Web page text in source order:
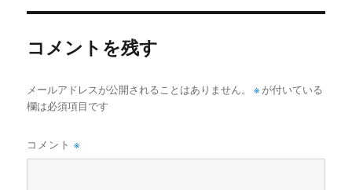
コメントを残す
メールアドレスが公開されることはありません。 ※ が付いている
欄は必須項目です
コメント※